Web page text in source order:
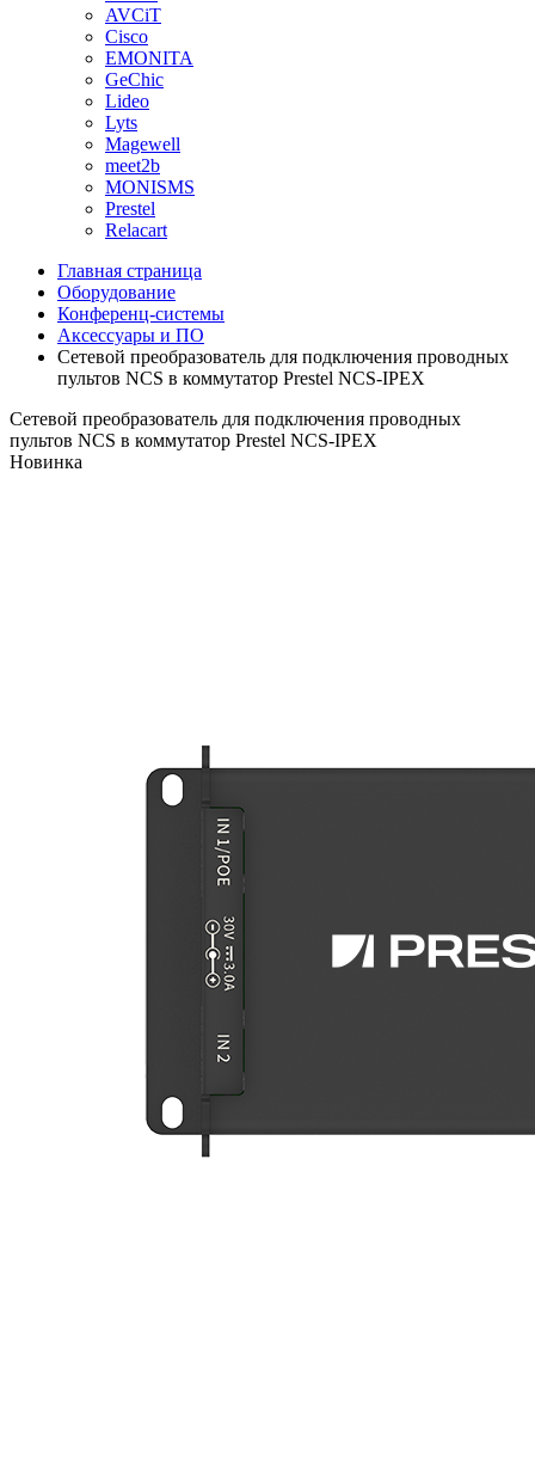
AVCiT
Cisco
EMONITA
GeChic
Lideo
Lyts
Magewell
meet2b
MONISMS
Prestel
Relacart
Главная страница
Оборудование
Конференц-системы
Аксессуары и ПО
Сетевой преобразователь для подключения проводных
пультов NCS в коммутатор Prestel NCS-IPEX
Сетевой преобразователь для подключения проводных
пультов NCS в коммутатор Prestel NCS-IPEX
Новинка